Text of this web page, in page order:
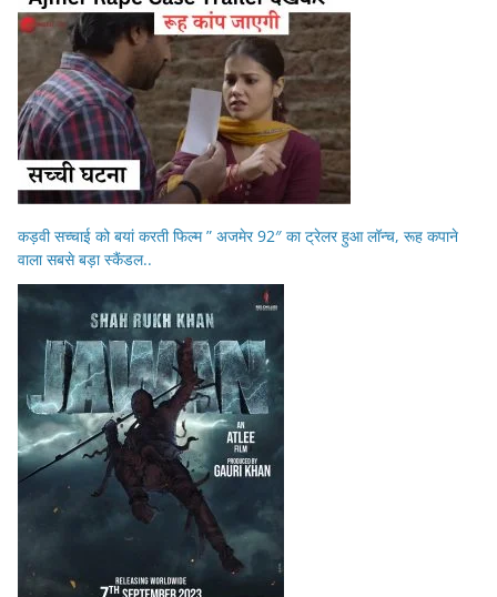
कड़वी सच्चाई को बयां करती फिल्म ” अजमेर 92″ का ट्रेलर हुआ लॉन्च, रूह कपाने
वाला सबसे बड़ा स्कैंडल..